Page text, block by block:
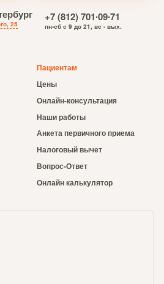
25
+7 (812) 701∙09∙71
пн-сб с 9 до 21, вс - вых.
Пациентам
Цены
Онлайн-консультация
Наши работы
Анкета первичного приема
Налоговый вычет
Вопрос-Ответ
Онлайн калькулятор